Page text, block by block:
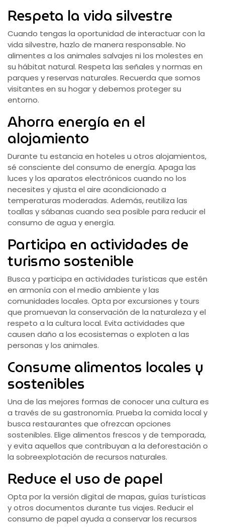
Respeta la vida silvestre
Cuando tengas la oportunidad de interactuar con la
vida silvestre, hazlo de manera responsable. No
alimentes a los animales salvajes ni los molestes en
su hábitat natural. Respeta las señales y normas en
parques y reservas naturales. Recuerda que somos
visitantes en su hogar y debemos proteger su
entorno.
Ahorra energía en el
alojamiento
Durante tu estancia en hoteles u otros alojamientos,
sé consciente del consumo de energía. Apaga las
luces y los aparatos electrónicos cuando no los
necesites y ajusta el aire acondicionado a
temperaturas moderadas. Además, reutiliza las
toallas y sábanas cuando sea posible para reducir el
consumo de agua y energía.
Participa en actividades de
turismo sostenible
Busca y participa en actividades turísticas que estén
en armonía con el medio ambiente y las
comunidades locales. Opta por excursiones y tours
que promuevan la conservación de la naturaleza y el
respeto a la cultura local. Evita actividades que
causen daño a los ecosistemas o exploten a las
personas y los animales.
Consume alimentos locales y
sostenibles
Una de las mejores formas de conocer una cultura es
a través de su gastronomía. Prueba la comida local y
busca restaurantes que ofrezcan opciones
sostenibles. Elige alimentos frescos y de temporada,
y evita aquellos que contribuyan a la deforestación o
la sobreexplotación de recursos naturales.
Reduce el uso de papel
Opta por la versión digital de mapas, guías turísticas
y otros documentos durante tus viajes. Reducir el
consumo de papel ayuda a conservar los recursos